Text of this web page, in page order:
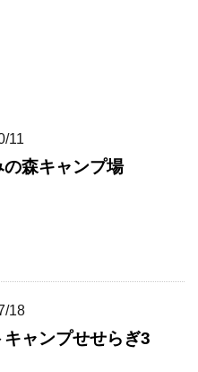
11
の森キャンプ場
18
キャンプせせらぎ3